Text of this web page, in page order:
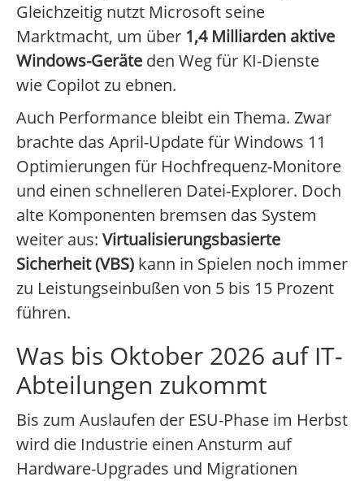
Gleichzeitig nutzt Microsoft seine
Marktmacht, um über 1,4 Milliarden aktive
Windows-Geräte den Weg für KI-Dienste
wie Copilot zu ebnen.
Auch Performance bleibt ein Thema. Zwar
brachte das April-Update für Windows 11
Optimierungen für Hochfrequenz-Monitore
und einen schnelleren Datei-Explorer. Doch
alte Komponenten bremsen das System
weiter aus: Virtualisierungsbasierte
Sicherheit (VBS) kann in Spielen noch immer
zu Leistungseinbußen von 5 bis 15 Prozent
führen.
Was bis Oktober 2026 auf IT-
Abteilungen zukommt
Bis zum Auslaufen der ESU-Phase im Herbst
wird die Industrie einen Ansturm auf
Hardware-Upgrades und Migrationen